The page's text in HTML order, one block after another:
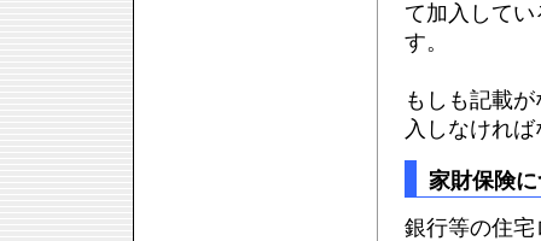
て加入して
す。
もしも記載
入しなけれ
家財保険
銀行等の住